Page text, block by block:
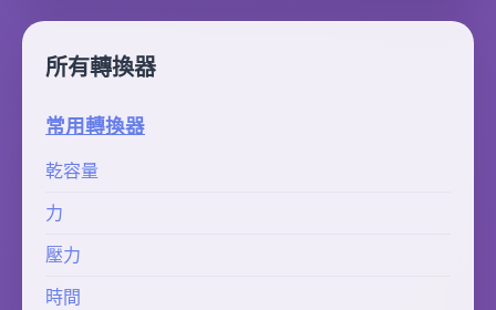
所有轉換器
常用轉換器
乾容量
力
壓力
時間